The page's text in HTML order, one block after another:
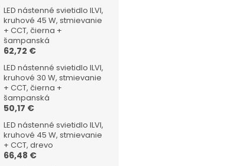
LED nástenné svietidlo ILVI,
kruhové 45 W, stmievanie
+ CCT, čierna +
šampanská
62,72 €
LED nástenné svietidlo ILVI,
kruhové 30 W, stmievanie
+ CCT, čierna +
šampanská
50,17 €
LED nástenné svietidlo ILVI,
kruhové 45 W, stmievanie
+ CCT, drevo
66,48 €